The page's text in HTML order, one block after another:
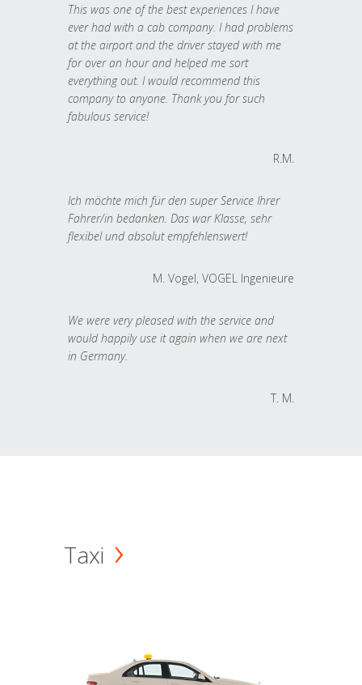
This was one of the best experiences I have
ever had with a cab company. I had problems
at the airport and the driver stayed with me
for over an hour and helped me sort
everything out. I would recommend this
company to anyone. Thank you for such
fabulous service!
R.M.
Ich möchte mich für den super Service Ihrer
Fahrer/in bedanken. Das war Klasse, sehr
flexibel und absolut empfehlenswert!
M. Vogel, VOGEL Ingenieure
We were very pleased with the service and
would happily use it again when we are next
in Germany.
T. M.
Taxi